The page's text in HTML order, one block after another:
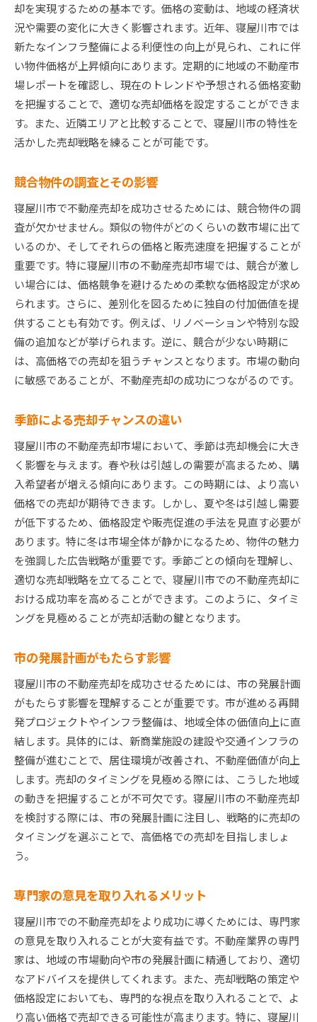
不動産売却のための賢い交渉術と買手の心を掴むコ
ツ
交渉を有利に進めるための準備
買い手の疑問を解消するプレゼン術
信頼を築くためのコミュニケーション法
買い手のニーズを引き出す質問技術
価格以外の条件での妥協策
寝屋川市で不動産を売却する際の法的手続きとその
注意点
売買契約書の重要な確認ポイント
税金と関連する申告の準備
不動産登記の手続きとその流れ
法的トラブルを避けるための注意点
必要書類をスムーズに準備する方法
弁護士や司法書士の選び方
効果的な広告で寝屋川市の物件を魅力的に見せる方
法
写真撮影で物件の魅力を引き出すコツ
地域の魅力を伝えるプロモーション
ターゲット層に合わせた広告戦略
動画広告で物件の雰囲気を伝える
広告効果を測定して改善する方法
不動産エージェントの選び方：寝屋川市での成功の
カギ
優れたエージェントの見極め方
エージェントとのコミュニケーションの取り方
実績を確認して信頼できるか見極める
複数のエージェントを比較する方法
エージェントとの契約内容で注意すべき点
寝屋川市不動産売却での失敗を避けるための重要な
ポイント
初期準備の不足によるリスクを防ぐ
市場価格を見誤らないための調査法
感情的な売却決断を避ける方法
不動産エージェントとのトラブルを防ぐ
買い手の信頼を失わないための対応策
却を実現するための基本です。価格の変動は、地域の経済状
況や需要の変化に大きく影響されます。近年、寝屋川市では
新たなインフラ整備による利便性の向上が見られ、これに伴
い物件価格が上昇傾向にあります。定期的に地域の不動産市
場レポートを確認し、現在のトレンドや予想される価格変動
を把握することで、適切な売却価格を設定することができま
す。また、近隣エリアと比較することで、寝屋川市の特性を
活かした売却戦略を練ることが可能です。
競合物件の調査とその影響
寝屋川市で不動産売却を成功させるためには、競合物件の調
査が欠かせません。類似の物件がどのくらいの数市場に出て
いるのか、そしてそれらの価格と販売速度を把握することが
重要です。特に寝屋川市の不動産売却市場では、競合が激し
い場合には、価格競争を避けるための柔軟な価格設定が求め
られます。さらに、差別化を図るために独自の付加価値を提
供することも有効です。例えば、リノベーションや特別な設
備の追加などが挙げられます。逆に、競合が少ない時期に
は、高価格での売却を狙うチャンスとなります。市場の動向
に敏感であることが、不動産売却の成功につながるのです。
季節による売却チャンスの違い
寝屋川市の不動産売却市場において、季節は売却機会に大き
く影響を与えます。春や秋は引越しの需要が高まるため、購
入希望者が増える傾向にあります。この時期には、より高い
価格での売却が期待できます。しかし、夏や冬は引越し需要
が低下するため、価格設定や販売促進の手法を見直す必要が
あります。特に冬は市場全体が静かになるため、物件の魅力
を強調した広告戦略が重要です。季節ごとの傾向を理解し、
適切な売却戦略を立てることで、寝屋川市での不動産売却に
おける成功率を高めることができます。このように、タイミ
ングを見極めることが売却活動の鍵となります。
市の発展計画がもたらす影響
寝屋川市の不動産売却を成功させるためには、市の発展計画
がもたらす影響を理解することが重要です。市が進める再開
発プロジェクトやインフラ整備は、地域全体の価値向上に直
結します。具体的には、新商業施設の建設や交通インフラの
整備が進むことで、居住環境が改善され、不動産価値が向上
します。売却のタイミングを見極める際には、こうした地域
の動きを把握することが不可欠です。寝屋川市の不動産売却
を検討する際には、市の発展計画に注目し、戦略的に売却の
タイミングを選ぶことで、高価格での売却を目指しましょ
う。
専門家の意見を取り入れるメリット
寝屋川市での不動産売却をより成功に導くためには、専門家
の意見を取り入れることが大変有益です。不動産業界の専門
家は、地域の市場動向や市の発展計画に精通しており、適切
なアドバイスを提供してくれます。また、売却戦略の策定や
価格設定においても、専門的な視点を取り入れることで、よ
り高い価格で売却できる可能性が高まります。特に、寝屋川